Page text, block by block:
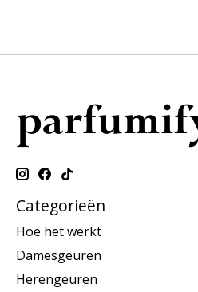
Categorieën
Hoe het werkt
Damesgeuren
Herengeuren